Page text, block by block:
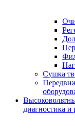
Сушка
диагностика и